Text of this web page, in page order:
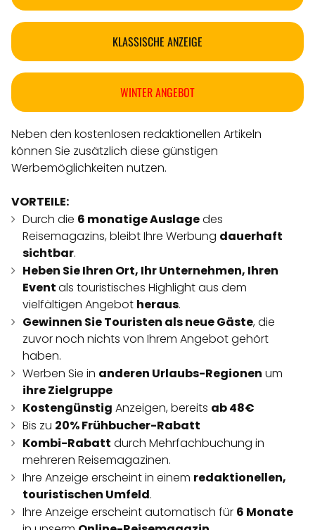
KLASSISCHE ANZEIGE
WINTER ANGEBOT
Neben den kostenlosen redaktionellen Artikeln
können Sie zusätzlich diese günstigen
Werbemöglichkeiten nutzen.
VORTEILE:
Durch die 6 monatige Auslagedes
Reisemagazins, bleibt Ihre Werbung dauerhaft
sichtbar.
Heben Sie Ihren Ort, Ihr Unternehmen, Ihren
Eventals touristisches Highlight aus dem
vielfältigen Angebot heraus.
Gewinnen Sie Touristen als neue Gäste, die
zuvor noch nichts von Ihrem Angebot gehört
haben.
Werben Sie in anderen Urlaubs-Regionen um
ihre Zielgruppe
Kostengünstig Anzeigen, bereits ab 48€
Bis zu 20% Frühbucher-Rabatt
Kombi-Rabatt durch Mehrfachbuchung in
mehreren Reisemagazinen.
Ihre Anzeige erscheint in einem redaktionellen,
touristischen Umfeld.
Ihre Anzeige erscheint automatisch für 6 Monate